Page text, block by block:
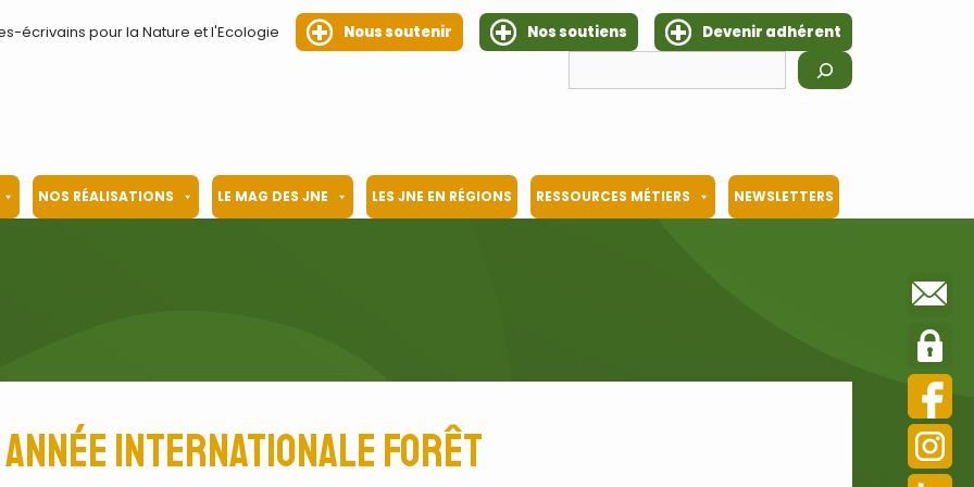
écrivains pour la Nature et l'Ecologie Nous soutenir Nos soutiens
Devenir adhérent
NOS RÉALISATIONS LE MAG DES JNE LES JNE EN RÉGIONS RESSOURCES MÉTIERS NEWSLETTERS
année internationale forêt